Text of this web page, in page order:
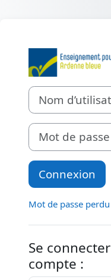
Nom d’utilisateur
Mot de passe
Connexion
Mot de passe perdu
Se
compte :